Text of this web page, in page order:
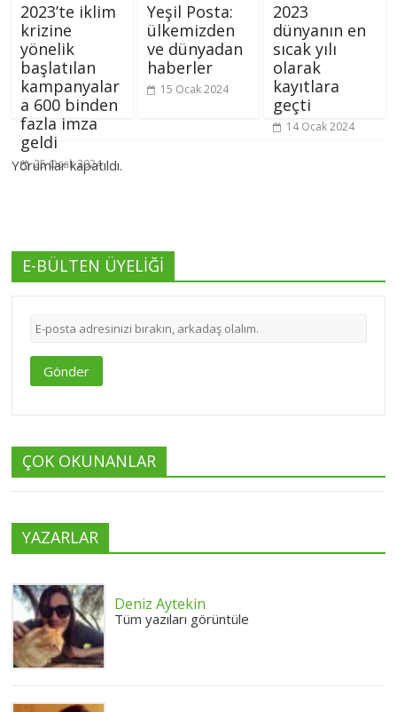
2023’te iklim
krizine
yönelik
başlatılan
kampanyalar
a 600 binden
fazla imza
geldi
25 Ocak 2024
Yeşil Posta:
ülkemizden
ve dünyadan
haberler
15 Ocak 2024
2023
dünyanın en
sıcak yılı
olarak
kayıtlara
geçti
14 Ocak 2024
Yorumlar kapatıldı.
E-BÜLTEN ÜYELİĞİ
Gönder
ÇOK OKUNANLAR
YAZARLAR
Deniz Aytekin
Tüm yazıları görüntüle